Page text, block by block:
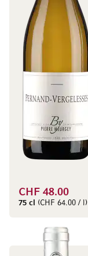
CHF 48.00
75 cl (CHF 64.00 / l)